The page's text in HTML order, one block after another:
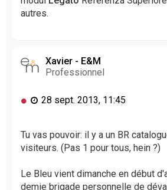
autres.
Xavier - E&M
Professionnel
M
s
a
n
28 sept. 2013, 11:45
Tu vas pouvoir: il y a un BR
visiteurs. (Pas 1 pour tous, hein ?)
Le Bleu vient dimanche en début
demie brigade personnelle de